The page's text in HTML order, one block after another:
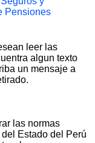
Pensiones
leer las
algun texto
un mensaje a
las normas
Estado del Perú